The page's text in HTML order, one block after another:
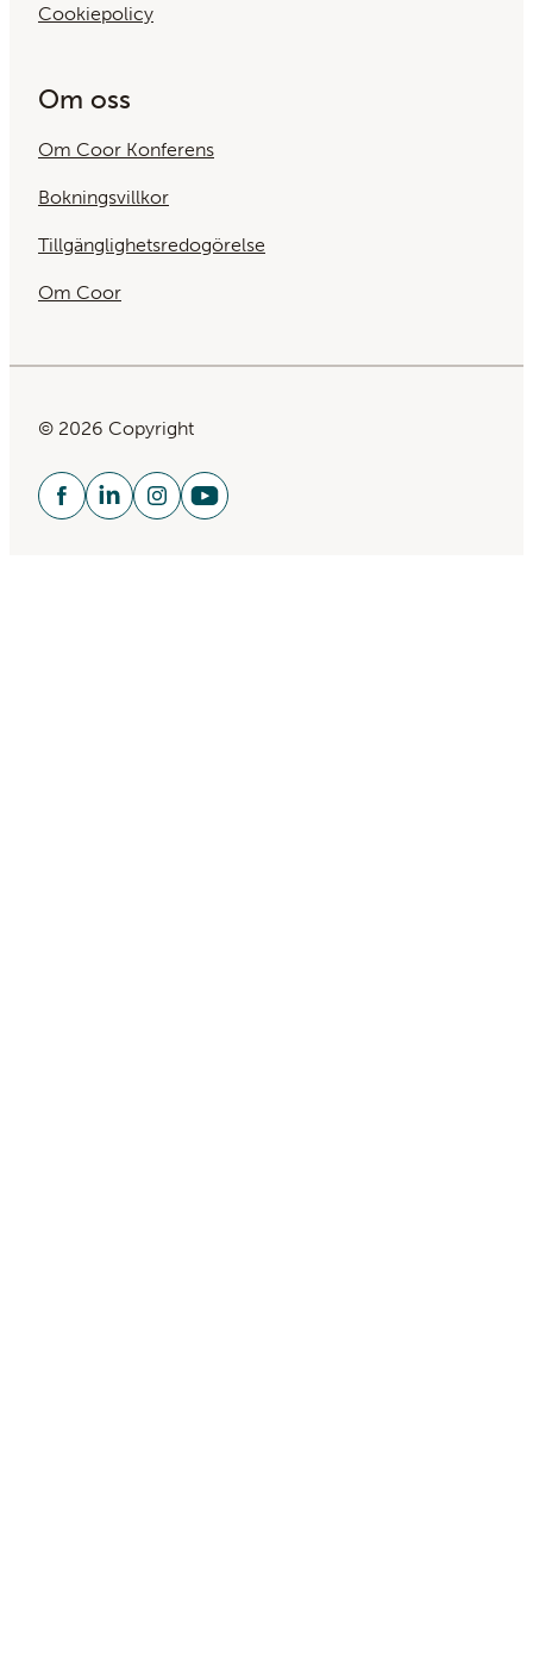
Cookiepolicy
Om oss
Om Coor Konferens
Bokningsvillkor
Tillgänglighetsredogörelse
Om Coor
© 2026 Copyright